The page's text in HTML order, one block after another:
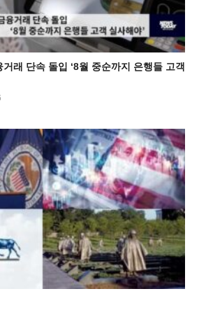
래 단속 돌입 ‘8월 중순까지 은행들 고객